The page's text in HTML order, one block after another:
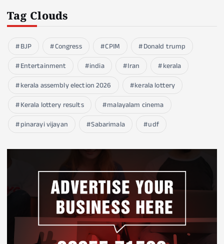
Tag Clouds
BJP Congress CPIM
Donald trump
Entertainment
india Iran
kerala
kerala assembly election 2026
kerala lottery
Kerala lottery results
malayalam cinema
pinarayi vijayan
Sabarimala udf